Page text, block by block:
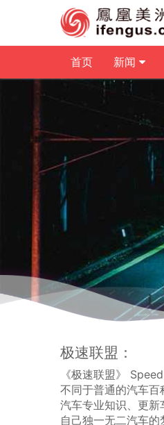
极速联盟：
《极速联盟》
不同于普通的汽车百
汽车专业知识、更新
自己独一无二汽车的
首页 新闻